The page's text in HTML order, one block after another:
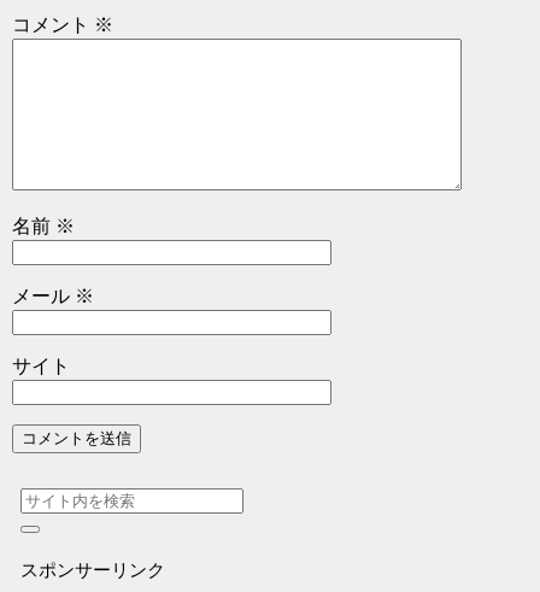
コメント ※
名前 ※
メール ※
サイト
スポンサーリンク